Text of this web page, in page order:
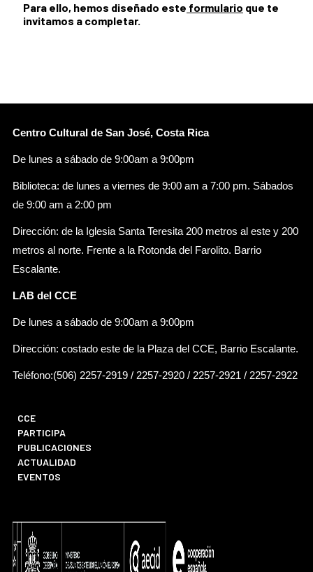
Para ello, hemos diseñado este formulario que te
invitamos a completar.
Centro Cultural de San José, Costa Rica
De lunes a sábado de 9:00am a 9:00pm
Biblioteca: de lunes a viernes de 9:00 am a 7:00 pm. Sábados
de 9:00 am a 2:00 pm
Dirección: de la Iglesia Santa Teresita 200 metros al este y 200
metros al norte. Frente a la Rotonda del Farolito. Barrio
Escalante.
LAB del CCE
De lunes a sábado de 9:00am a 9:00pm
Dirección: costado este de la Plaza del CCE, Barrio Escalante.
Teléfono:(506) 2257-2919 / 2257-2920 / 2257-2921 / 2257-2922
CCE
PARTICIPA
PUBLICACIONES
ACTUALIDAD
EVENTOS